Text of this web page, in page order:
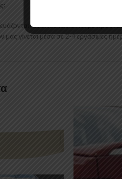
και αποστέλλονται με
γίνεται μέσα σε 2-4 εργάσιμες